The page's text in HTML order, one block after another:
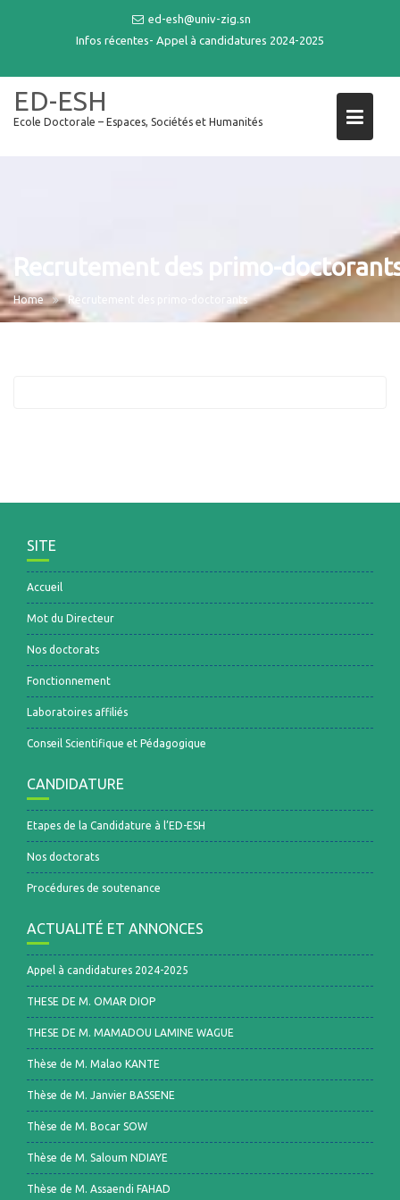
ed-esh@univ-zig.sn
Infos récentes- Appel à candidatures 2024-2025
ED-ESH
Ecole Doctorale – Espaces, Sociétés et Humanités
Recrutement des primo-
Home Recrutement des primo-doctorants
SITE
Accueil
Mot du Directeur
Nos doctorats
Fonctionnement
Laboratoires affiliés
Conseil Scientifique et Pédagogique
CANDIDATURE
Etapes de la Candidature à l’ED-ESH
Nos doctorats
Procédures de soutenance
ACTUALITÉ ET ANNONCES
Appel à candidatures 2024-2025
THESE DE M. OMAR DIOP
THESE DE M. MAMADOU LAMINE WAGUE
Thèse de M. Malao KANTE
Thèse de M. Janvier BASSENE
Thèse de M. Bocar SOW
Thèse de M. Saloum NDIAYE
Thèse de M. Assaendi FAHAD